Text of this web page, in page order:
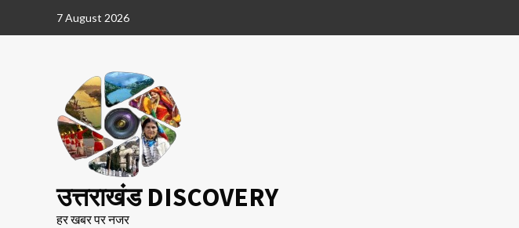
7 August 2026
उत्तराखंड DISCOVERY
हर खबर पर नजर